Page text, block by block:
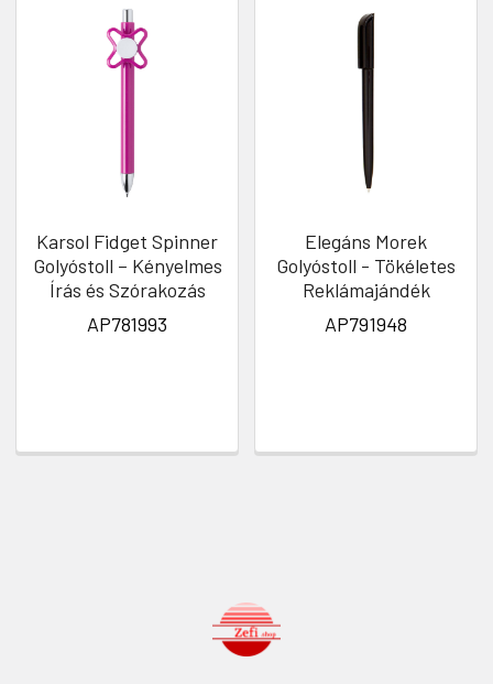
Karsol Fidget Spinner
Golyóstoll – Kényelmes
Írás és Szórakozás
AP781993
Elegáns Morek
Golyóstoll - Tökéletes
Reklámajándék
AP791948